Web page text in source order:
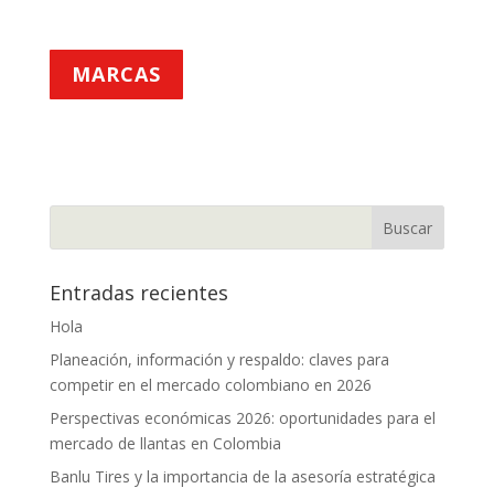
MARCAS
Entradas recientes
Hola
Planeación, información y respaldo: claves para
competir en el mercado colombiano en 2026
Perspectivas económicas 2026: oportunidades para el
mercado de llantas en Colombia
Banlu Tires y la importancia de la asesoría estratégica